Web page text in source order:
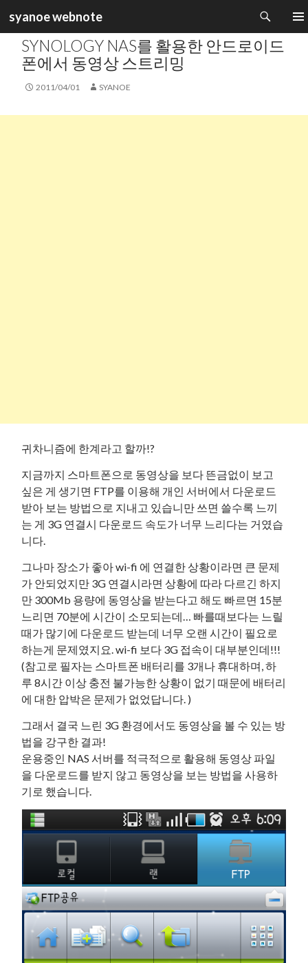
syanoe webnote
색
뛰
카테고리 :
SYNOLOGY NAS를 활용한 안드로이드
폰에서 동영상 스트리밍
2011/04/01 SYANOE
귀차니즘에 한계라고 할까!?
지금까지 스마트폰으로 동영상을 보다 뜬금없이 보고
싶은 게 생기면 FTP를 이용해 개인 서버에서 다운로드
받아 보는 방법으로 지내고 있습니만 쓰면 쓸수록 느끼
는 게 3G 연결시 다운로드 속도가 너무 느리다는 거였습
니다.
그나마 장소가 좋아 wi-fi 에 연결한 상황이라면 큰 문제
가 안되었지만 3G 연결시라면 상황에 따라 다르긴 하지
만 300Mb 용량에 동영상을 받는다고 해도 빠르면 15분
느리면 70분에 시간이 소모되는데… 빠를때보다는 느릴
때가 많기에 다운로드 받는데 너무 오랜 시간이 필요로
하는게 문제였지요. wi-fi 보다 3G 접속이 대부분인데!!!
(참고로 필자는 스마트폰 배터리를 3개나 휴대하며, 하
루 8시간 이상 충전 불가능한 상황이 없기 때문에 배터리
에 대한 압박은 문제가 없었답니다. )
그래서 결국 느린 3G 환경에서도 동영상을 볼 수 있는 방
법을 강구한 결과!
운용중인 NAS 서버를 적극적으로 활용해 동영상 파일
을 다운로드를 받지 않고 동영상을 보는 방법을 사용하
기로 했습니다.